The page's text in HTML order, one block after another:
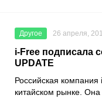
Другое 26 апреля,
i-Free подписала
UPDATE
Российская
китайском рынке.